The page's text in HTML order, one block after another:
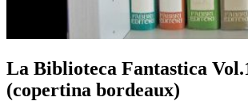
La Biblioteca Fantastica
(copertina bordeaux)